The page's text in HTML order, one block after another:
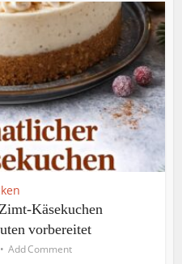
Käsekuchen
vorbereitet
Add Comment